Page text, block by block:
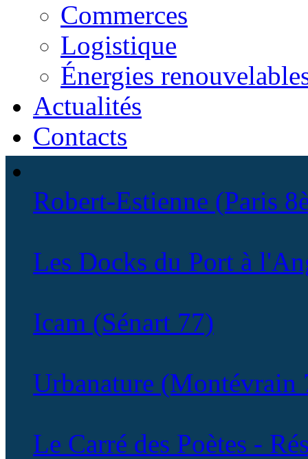
Commerces
Logistique
Énergies
Actualités
Contacts
Robert-Estienne (Paris
Les Docks du Port à
Icam (Sénart 77)
Urbanature (Montévrain
Le Carré des Poètes -